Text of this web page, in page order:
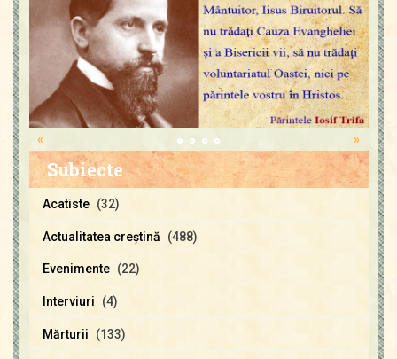
»
«
Subiecte
Acatiste (32)
Actualitatea creştină (488)
Evenimente (22)
Interviuri (4)
Mărturii (133)